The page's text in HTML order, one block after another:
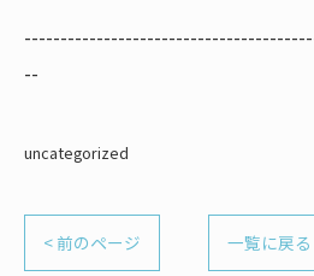
--
uncategorized
< 前のページ 一覧に戻る